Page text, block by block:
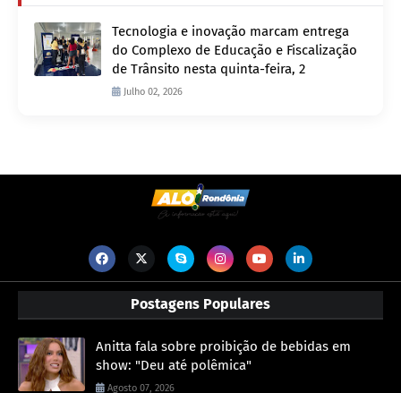
Tecnologia e inovação marcam entrega
do Complexo de Educação e Fiscalização
de Trânsito nesta quinta-feira, 2
Julho 02, 2026
Postagens Populares
Anitta fala sobre proibição de bebidas em
show: "Deu até polêmica"
Agosto 07, 2026